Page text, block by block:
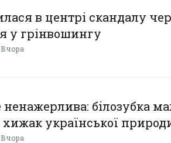
в центрі скандалу
у грінвошингу
Вчора
ненажерлива: білозубка
української
Вчора